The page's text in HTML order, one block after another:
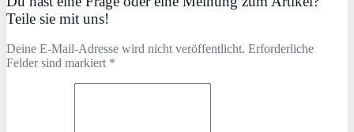
Teile sie mit uns!
Deine E-Mail-Adresse wird nicht veröffentlicht. Erforderliche
Felder sind markiert *